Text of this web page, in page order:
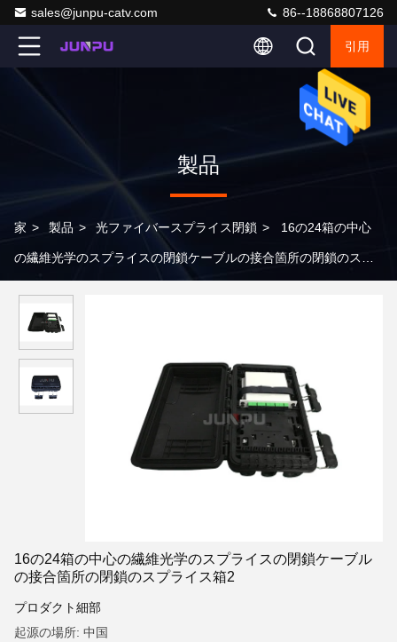
sales@junpu-catv.com 86--18868807126
引用
製品
家 > 製品 > 光ファイバースプライス閉鎖 > 16の24箱の中心
の繊維光学のスプライスの閉鎖ケーブルの接合箇所の閉鎖のスプ
16の24箱の中心の繊維光学のスプライスの閉鎖ケーブル
の接合箇所の閉鎖のスプライス箱2
プロダクト細部
起源の場所: 中国